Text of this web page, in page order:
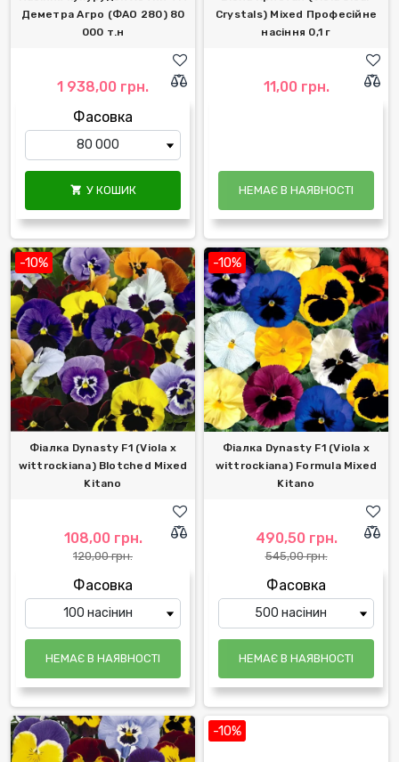
Деметра Агро (ФАО 280) 80
000 т.н
1 938,00 грн.
Фасовка
 У КОШИК
Crystals) Mixed Професійне
насіння 0,1 г
11,00 грн.
НЕМАЄ В НАЯВНОСТІ
-10%
Фіалка Dynasty F1 (Viola x
wittrockiana) Blotched Mixed
Kitano
108,00 грн.
120,00 грн.
Фасовка
НЕМАЄ В НАЯВНОСТІ
-10%
Фіалка Dynasty F1 (Viola x
wittrockiana) Formula Mixed
Kitano
490,50 грн.
545,00 грн.
Фасовка
НЕМАЄ В НАЯВНОСТІ
-10%